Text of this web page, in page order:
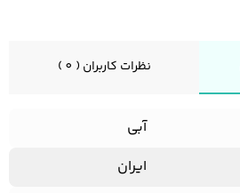
مردانه
نظرات کاربران ( 0 )
آبی
ایران